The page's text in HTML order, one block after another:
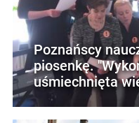
Poznańscy
piosenkę.
uśmiechnięta